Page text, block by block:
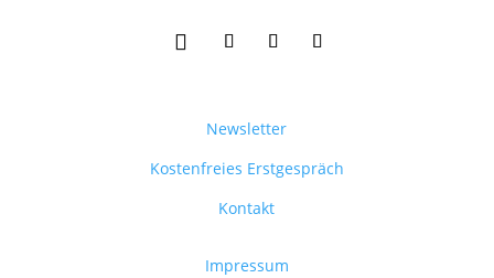
Newsletter
Kostenfreies Erstgespräch
Kontakt
Impressum